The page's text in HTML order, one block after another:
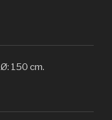
150 cm.